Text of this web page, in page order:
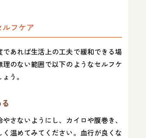
ルフケア
であれば生活上の工夫で緩和できる場
のない範囲で以下のようなセルフケ
う。
さないようにし、カイロや腹巻き、
く温めてみてください。血行が良くな